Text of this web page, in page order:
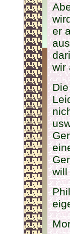
er
wir
will